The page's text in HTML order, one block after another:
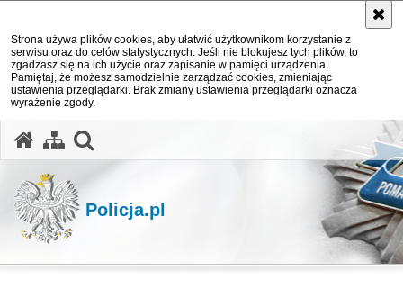
Strona używa plików cookies, aby ułatwić użytkownikom korzystanie z
serwisu oraz do celów statystycznych. Jeśli nie blokujesz tych plików, to
zgadzasz się na ich użycie oraz zapisanie w pamięci urządzenia.
Pamiętaj, że możesz samodzielnie zarządzać cookies, zmieniając
ustawienia przeglądarki. Brak zmiany ustawienia przeglądarki oznacza
wyrażenie zgody.
Policja.pl